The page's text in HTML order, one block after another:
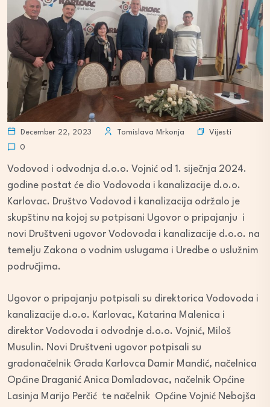
December 22, 2023 Tomislava Mrkonja
Vijesti
0
Vodovod i odvodnja d.o.o. Vojnić od 1. siječnja 2024.
godine postat će dio Vodovoda i kanalizacije d.o.o.
Karlovac. Društvo Vodovod i kanalizacija održalo je
skupštinu na kojoj su potpisani Ugovor o pripajanju i
novi Društveni ugovor Vodovoda i kanalizacije d.o.o. na
temelju Zakona o vodnim uslugama i Uredbe o uslužnim
područjima.
Ugovor o pripajanju potpisali su direktorica Vodovoda i
kanalizacije d.o.o. Karlovac, Katarina Malenica i
direktor Vodovoda i odvodnje d.o.o. Vojnić, Miloš
Musulin. Novi Društveni ugovor potpisali su
gradonačelnik Grada Karlovca Damir Mandić, načelnica
Općine Draganić Anica Domladovac, načelnik Općine
Lasinja Marijo Perčić te načelnik Općine Vojnić Nebojša